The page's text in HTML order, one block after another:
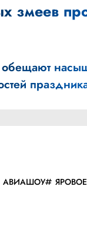
АВИАШОУ
ЯРОВОЕ
змеев
обещают